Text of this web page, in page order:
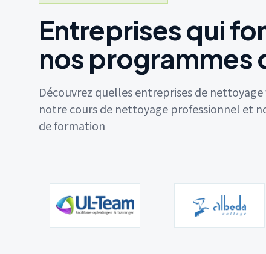
Entreprises qui
nos programmes
Découvrez quelles entreprises de
notre cours de nettoyage professionnel et
de formation